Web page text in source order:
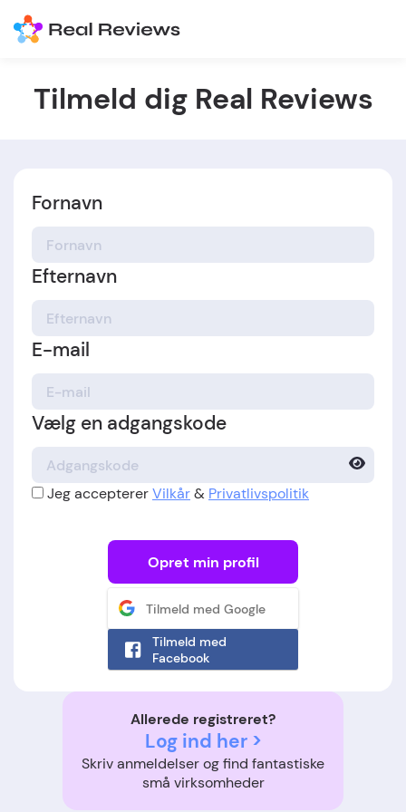
Tilmeld dig Real Reviews
Fornavn
Efternavn
E-mail
Vælg en adgangskode
Jeg acceptererVilkår& Privatlivspolitik
Opret min profil
Tilmeld med Google
Tilmeld med
Facebook
Allerede registreret?
Log ind her >
Skriv anmeldelser og find fantastiske
små virksomheder